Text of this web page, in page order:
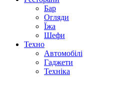
Бар
Огляди
Їжа
Шефи
Техно
Автомобілі
Гаджети
Техніка